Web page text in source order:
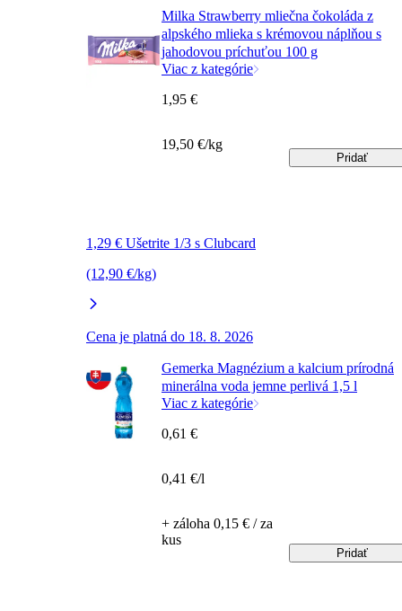
Milka Strawberry mliečna čokoláda z
alpského mlieka s krémovou náplňou s
jahodovou príchuťou 100 g
Viac z kategórie
1,29 € Ušetrite 1/3 s Clubcard
(12,90 €/kg)
Cena je platná do 18. 8. 2026
1,95 €
19,50 €/kg
Pridať
Gemerka Magnézium a kalcium prírodná
minerálna voda jemne perlivá 1,5 l
Viac z kategórie
0,61 €
0,41 €/l
+ záloha 0,15 € / za
kus
Pridať